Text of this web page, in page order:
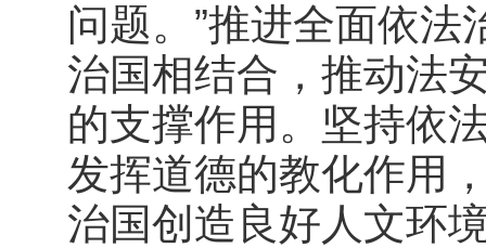
问题。”推进全面依
治国相结合，推动法
的支撑作用。坚持依
发挥道德的教化作用
治国创造良好人文环